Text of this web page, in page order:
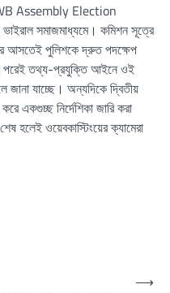
(WB Assembly Election
সমাজমাধ্যমে। কমিশন সূত্রে
আসতেই পুলিশকে দ্রুত পদক্ষেপ
পরেই তথ্য-প্রযুক্তি আইনে ওই
জানা যাচ্ছে। অন্যদিকে দ্বিতীয়
একগুচ্ছ নির্দেশিকা জারি করা
হলেই ওয়েবকাস্টিংয়ের ক্যামেরা
⟶